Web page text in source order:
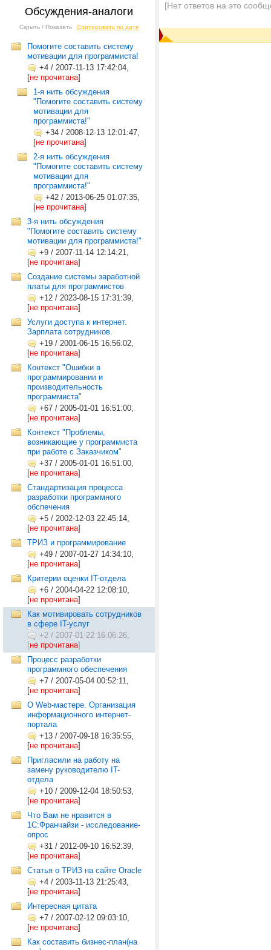
Обсуждения-аналоги
Скрыть / Показать Сортировать по дате
Помогите составить систему
мотивации для программиста!
+4 / 2007-11-13 17:42:04,
[не прочитана]
1-я нить обсуждения
"Помогите составить систему
мотивации для
программиста!"
+34 / 2008-12-13 12:01:47,
[не прочитана]
2-я нить обсуждения
"Помогите составить систему
мотивации для
программиста!"
+42 / 2013-06-25 01:07:35,
[не прочитана]
3-я нить обсуждения
"Помогите составить систему
мотивации для программиста!"
+9 / 2007-11-14 12:14:21,
[не прочитана]
Создание системы заработной
платы для программистов
+12 / 2023-08-15 17:31:39,
[не прочитана]
Услуги доступа к интернет.
Зарплата сотрудников.
+19 / 2001-06-15 16:56:02,
[не прочитана]
Контекст "Ошибки в
программировании и
производительность
программиста"
+67 / 2005-01-01 16:51:00,
[не прочитана]
Контекст "Проблемы,
возникающие у программиста
при работе с Заказчиком"
+37 / 2005-01-01 16:51:00,
[не прочитана]
Стандартизация процесса
разработки программного
обспечения
+5 / 2002-12-03 22:45:14,
[не прочитана]
ТРИЗ и программирование
+49 / 2007-01-27 14:34:10,
[не прочитана]
Критерии оценки IT-отдела
+6 / 2004-04-22 12:08:10,
[не прочитана]
Как мотивировать сотрудников
в сфере IT-услуг
+2 / 2007-01-22 16:06:26,
[не прочитана]
Процесс разработки
программного обеспечения
+7 / 2007-05-04 00:52:11,
[не прочитана]
О Web-мастере. Организация
информационного интернет-
портала
+13 / 2007-09-18 16:35:55,
[не прочитана]
Пригласили на работу на
замену руководителю IT-
отдела
+10 / 2009-12-04 18:50:53,
[не прочитана]
Что Вам не нравится в
1С:Франчайзи - исследование-
опрос
+31 / 2012-09-10 16:52:39,
[не прочитана]
Статья о ТРИЗ на сайте Oracle
+4 / 2003-11-13 21:25:43,
[не прочитана]
Интересная цитата
+7 / 2007-02-12 09:03:10,
[не прочитана]
Как составить бизнес-план(на
[Нет ответов на это